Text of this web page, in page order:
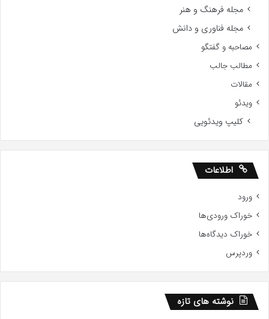
مجله فرهنگ و هنر
مجله فناوری و دانش
مصاحبه و گفتگو
مطالب جالب
مقالات
ویدئو
کلیپ ویدئویی
اطلاعات
ورود
خوراک ورودی‌ها
خوراک دیدگاه‌ها
وردپرس
نوشته های تازه